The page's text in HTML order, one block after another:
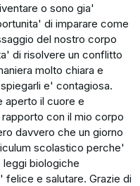
con te, un
trasformazione
Seguimi,
o sono gia'
di imparare come
del nostro corpo
di risolvere un conflitto
molto chiara e
e' contagiosa.
aperto il cuore e
con il mio corpo
davvero che un giorno
scolastico perche'
leggi biologiche
felice e salutare. Grazie di